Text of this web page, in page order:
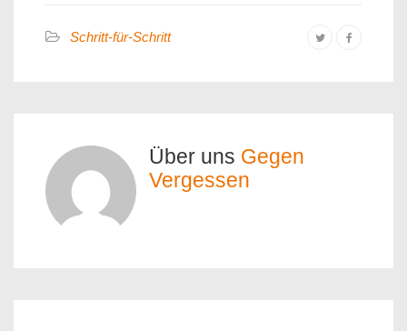
Schritt-für-Schritt
Über uns Gegen
Vergessen